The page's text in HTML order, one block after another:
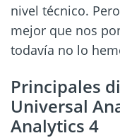
nivel técnico.
mejor que nos
todavía no lo
Principales
Universal
Analytics 4